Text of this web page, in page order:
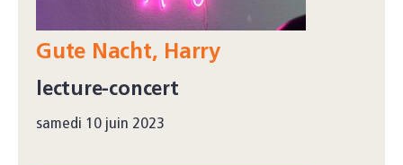
Gute Nacht, Harry
lecture-concert
samedi 10 juin 2023